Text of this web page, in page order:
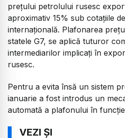
prețului petrolului rusesc
aproximativ 15% sub cotațiile
internațională. Plafonarea
statele G7, se aplică tuturor
intermediarilor implicați în
rusesc.
Pentru a evita însă un sistem
ianuarie a fost introdus un
automată a plafonului în